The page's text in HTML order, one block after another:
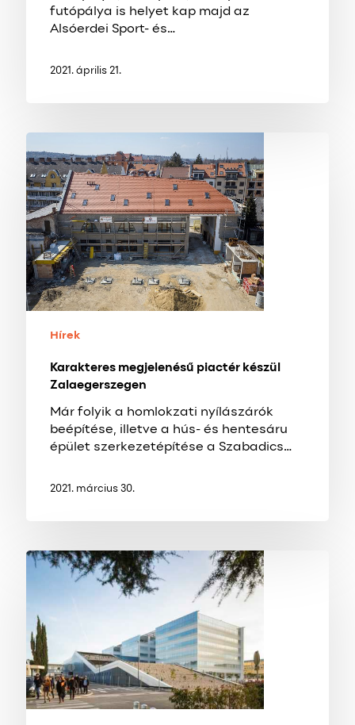
futópálya is helyet kap majd az
Alsóerdei Sport- és…
2021. április 21.
megjelenésű
piactér
készül
Zalaegerszegen
Hírek
Karakteres megjelenésű piactér készül
Zalaegerszegen
Már folyik a homlokzati nyílászárók
beépítése, illetve a hús- és hentesáru
épület szerkezetépítése a Szabadics…
2021. március 30.
Világszínvonalú
kutatóközpont